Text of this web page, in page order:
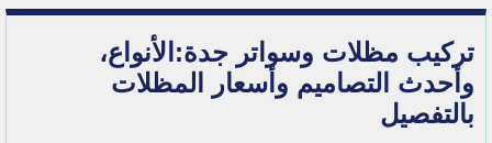
تركيب مظلات وسواتر جدة:الأنواع،
وأحدث التصاميم وأسعار المظلات
بالتفصيل